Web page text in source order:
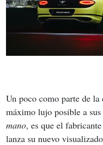
Un poco como parte de
máximo lujo posible a
mano, es que el
lanza su nuevo